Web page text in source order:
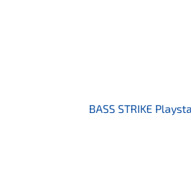
BASS STRIKE